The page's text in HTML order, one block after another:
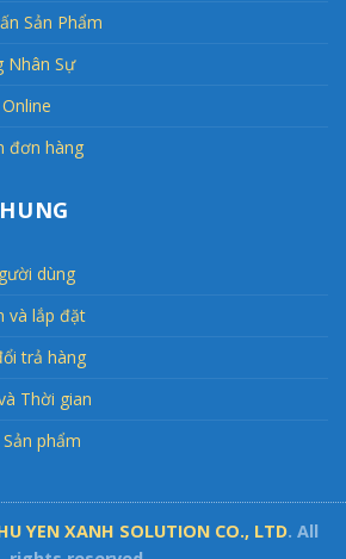
Sản Phẩm
Nhân Sự
đơn hàng
dùng
và lắp đặt
trả hàng
Thời gian
phẩm
YEN XANH SOLUTION CO., LTD. All